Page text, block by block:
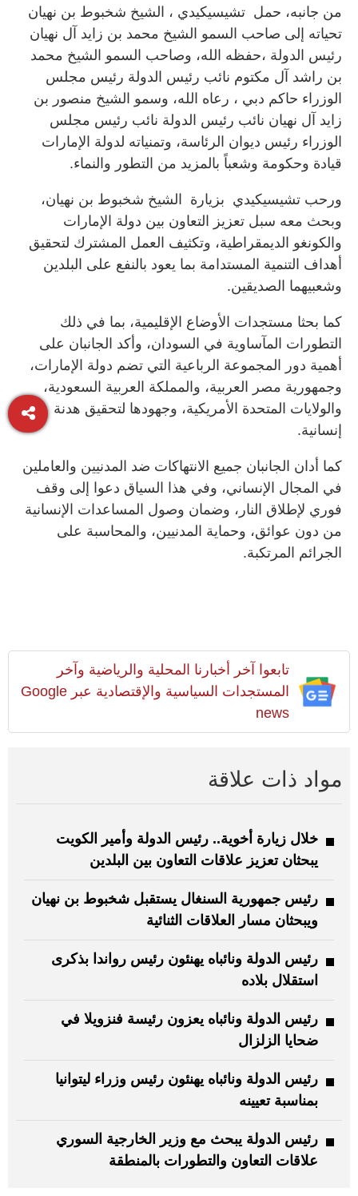
من جانبه، حمل تشيسيكيدي ، الشيخ شخبوط بن نهيان
تحياته إلى صاحب السمو الشيخ محمد بن زايد آل نهيان
رئيس الدولة ،حفظه الله، وصاحب السمو الشيخ محمد
بن راشد آل مكتوم نائب رئيس الدولة رئيس مجلس
الوزراء حاكم دبي ، رعاه الله، وسمو الشيخ منصور بن
زايد آل نهيان نائب رئيس الدولة نائب رئيس مجلس
الوزراء رئيس ديوان الرئاسة، وتمنياته لدولة الإمارات
قيادة وحكومة وشعباً بالمزيد من التطور والنماء.
ورحب تشيسيكيدي بزيارة الشيخ شخبوط بن نهيان،
وبحث معه سبل تعزيز التعاون بين دولة الإمارات
والكونغو الديمقراطية، وتكثيف العمل المشترك لتحقيق
أهداف التنمية المستدامة بما يعود بالنفع على البلدين
وشعبيهما الصديقين.
كما بحثا مستجدات الأوضاع الإقليمية، بما في ذلك
التطورات المآساوية في السودان، وأكد الجانبان على
أهمية دور المجموعة الرباعية التي تضم دولة الإمارات،
وجمهورية مصر العربية، والمملكة العربية السعودية،
والولايات المتحدة الأمريكية، وجهودها لتحقيق هدنة
إنسانية.
كما أدان الجانبان جميع الانتهاكات ضد المدنيين والعاملين
في المجال الإنساني، وفي هذا السياق دعوا إلى وقف
فوري لإطلاق النار، وضمان وصول المساعدات الإنسانية
من دون عوائق، وحماية المدنيين، والمحاسبة على
الجرائم المرتكبة.
تابعوا آخر أخبارنا المحلية والرياضية وآخر
المستجدات السياسية والإقتصادية عبر Google
news
مواد ذات علاقة
خلال زيارة أخوية.. رئيس الدولة وأمير الكويت
يبحثان تعزيز علاقات التعاون بين البلدين
رئيس جمهورية السنغال يستقبل شخبوط بن نهيان
ويبحثان مسار العلاقات الثنائية
رئيس الدولة ونائباه يهنئون رئيس رواندا بذكرى
استقلال بلاده
رئيس الدولة ونائباه يعزون رئيسة فنزويلا في
ضحايا الزلزال
رئيس الدولة ونائباه يهنئون رئيس وزراء ليتوانيا
بمناسبة تعيينه
رئيس الدولة يبحث مع وزير الخارجية السوري
علاقات التعاون والتطورات بالمنطقة